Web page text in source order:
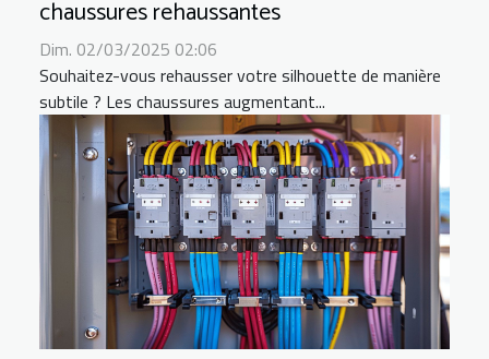
chaussures rehaussantes
Dim. 02/03/2025 02:06
Souhaitez-vous rehausser votre silhouette de manière
subtile ? Les chaussures augmentant...